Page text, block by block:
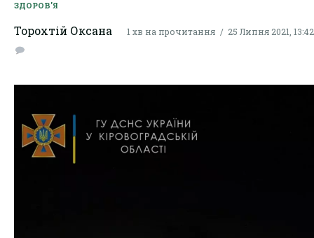
ЗДОРОВ'Я
Торохтій Оксана 1 хв на прочитання 25 Липня 2021, 13:42